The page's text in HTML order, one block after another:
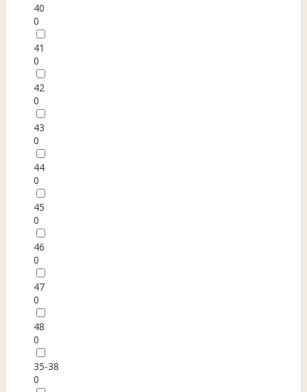
40
0
41
0
42
0
43
0
44
0
45
0
46
0
47
0
48
0
35-38
0